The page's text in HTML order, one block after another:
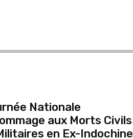
Nationale
aux Morts Civils
en Ex-Indochine